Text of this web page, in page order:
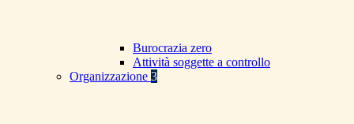
Burocrazia zero
Attività soggette a controllo
Organizzazione 3